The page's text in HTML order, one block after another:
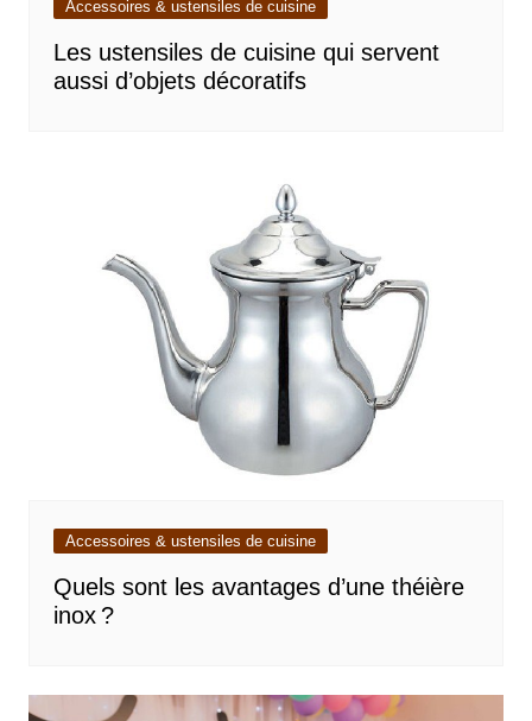
Accessoires & ustensiles de cuisine
Les ustensiles de cuisine qui servent
aussi d’objets décoratifs
Accessoires & ustensiles de cuisine
Quels sont les avantages d’une théière
inox ?